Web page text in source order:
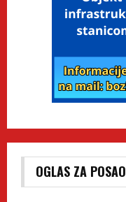
OGLAS ZA POSAO